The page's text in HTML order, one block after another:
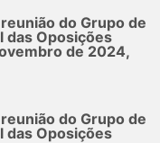
do Grupo de
das Oposições
de 2024,
do Grupo de
das Oposições